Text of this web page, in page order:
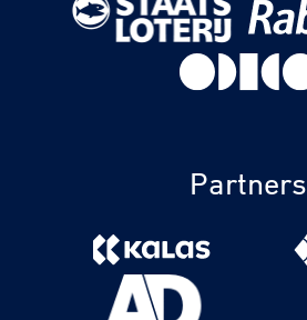
Partners